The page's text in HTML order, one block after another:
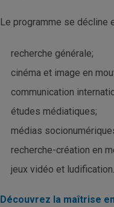
Le programme se décline
recherche générale;
cinéma et image en
communication
études médiatiques;
médias
recherche-création en
jeux vidéo et ludification.
Découvrez la maîtrise